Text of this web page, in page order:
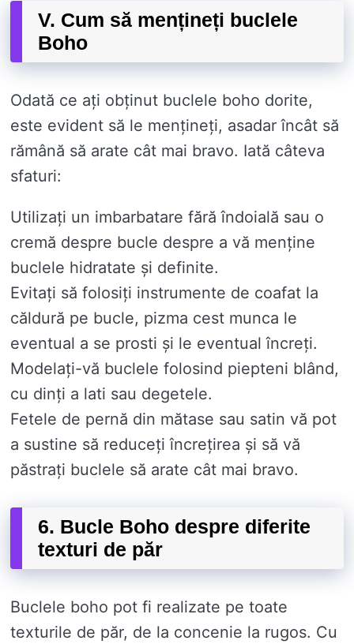
V. Cum să mențineți buclele
Boho
Odată ce ați obținut buclele boho dorite,
este evident să le mențineți, asadar încât să
rămână să arate cât mai bravo. Iată câteva
sfaturi:
Utilizați un imbarbatare fără îndoială sau o
cremă despre bucle despre a vă menține
buclele hidratate și definite.
Evitați să folosiți instrumente de coafat la
căldură pe bucle, pizma cest munca le
eventual a se prosti și le eventual încreți.
Modelați-vă buclele folosind piepteni blând,
cu dinți a lati sau degetele.
Fetele de pernă din mătase sau satin vă pot
a sustine să reduceți încrețirea și să vă
păstrați buclele să arate cât mai bravo.
6. Bucle Boho despre diferite
texturi de păr
Buclele boho pot fi realizate pe toate
texturile de păr, de la concenie la rugos. Cu